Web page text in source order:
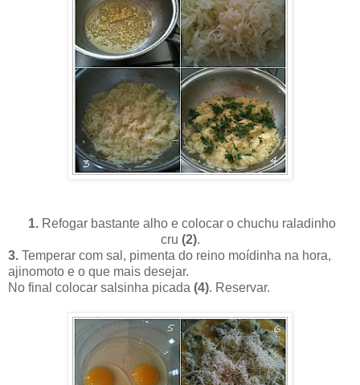
1.Refogar bastante alho e colocar o chuchu raladinho
cru (2).
3. Temperar com sal, pimenta do reino moídinha na hora,
ajinomoto e o que mais desejar.
No final colocar salsinha picada (4). Reservar.